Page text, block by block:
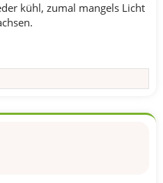
kühl, zumal mangels Licht